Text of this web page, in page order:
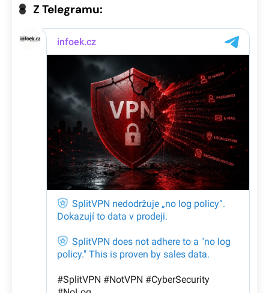
Z Telegramu: